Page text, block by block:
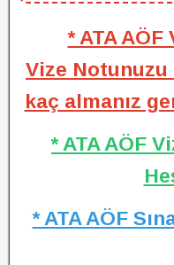
* ATA
Vize
kaç almanız
* ATA AÖF
* ATA AÖF